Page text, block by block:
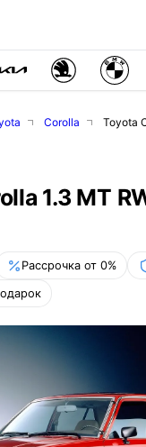
Corolla Toyota
1.3 MT
Рассрочка от 0%